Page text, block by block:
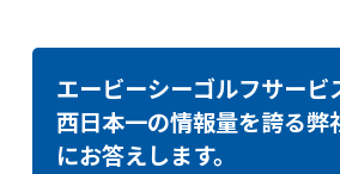
エービーシーゴルフサービ
西日本一の情報量を誇る弊
にお答えします。